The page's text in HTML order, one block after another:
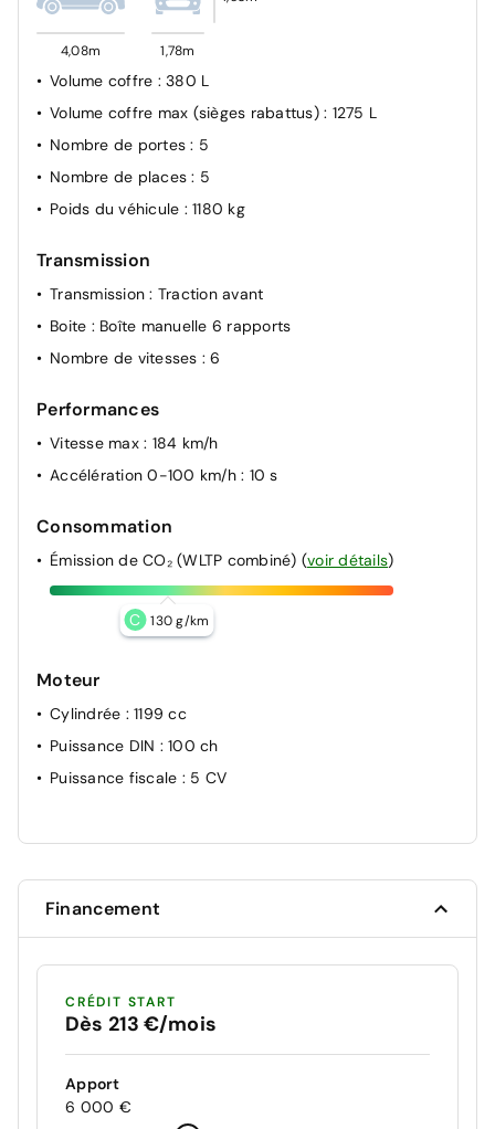
4,08m 1,78m
Volume coffre : 380 L
Volume coffre max (sièges rabattus) : 1275 L
Nombre de portes: 5
Nombre de places: 5
Poids du véhicule : 1180 kg
Transmission
Transmission: Traction avant
Boite : Boîte manuelle 6 rapports
Nombre de vitesses : 6
Performances
Vitesse max : 184 km/h
Accélération 0-100 km/h : 10 s
Consommation
Émission de CO₂ (WLTP combiné) (voir détails)
C 130 g/km
Moteur
Cylindrée : 1199 cc
Puissance DIN : 100 ch
Puissance fiscale : 5 CV
Financement
CRÉDIT START
Dès 213 €/mois
Apport
6 000 €